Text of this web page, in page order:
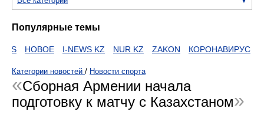
Популярные темы
НОВОЕ I-NEWS KZ NUR KZ ZAKON КОРОНАВИРУС
Категории новостей / Новости спорта
Сборная Армении начала
подготовку к матчу с Казахстаном